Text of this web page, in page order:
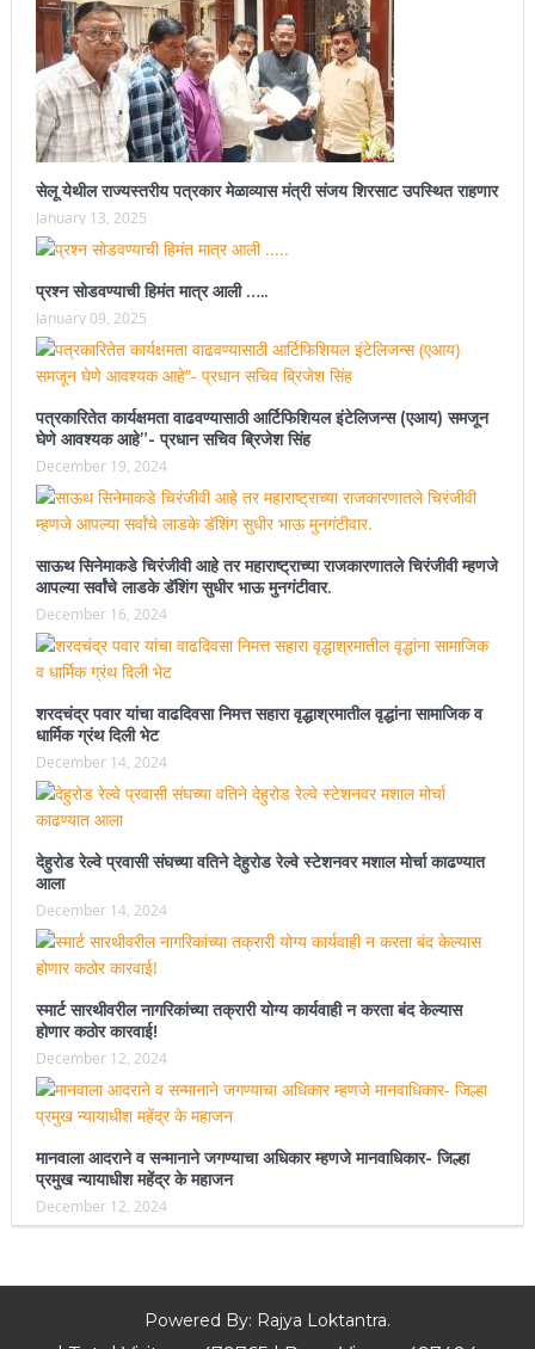
सेलू येथील राज्यस्तरीय पत्रकार मेळाव्यास मंत्री संजय शिरसाट उपस्थित राहणार
January 13, 2025
प्रश्न सोडवण्याची हिमंत मात्र आली …..
January 09, 2025
पत्रकारितेत कार्यक्षमता वाढवण्यासाठी आर्टिफिशियल इंटेलिजन्स (एआय) समजून
घेणे आवश्यक आहे”- प्रधान सचिव ब्रिजेश सिंह
December 19, 2024
साऊथ सिनेमाकडे चिरंजीवी आहे तर महाराष्ट्राच्या राजकारणातले चिरंजीवी म्हणजे
आपल्या सर्वांचे लाडके डॅशिंग सुधीर भाऊ मुनगंटीवार.
December 16, 2024
शरदचंद्र पवार यांचा वाढदिवसा निमत्त सहारा वृद्धाश्रमातील वृद्धांना सामाजिक व
धार्मिक ग्रंथ दिली भेट
December 14, 2024
देहुरोड रेल्वे प्रवासी संघच्या वतिने देहुरोड रेल्वे स्टेशनवर मशाल मोर्चा काढण्यात
आला
December 14, 2024
स्मार्ट सारथीवरील नागरिकांच्या तक्रारी योग्य कार्यवाही न करता बंद केल्यास
होणार कठोर कारवाई!
December 12, 2024
मानवाला आदराने व सन्मानाने जगण्याचा अधिकार म्हणजे मानवाधिकार- जिल्हा
प्रमुख न्यायाधीश महेंद्र के महाजन
December 12, 2024
Powered By: Rajya Loktantra.